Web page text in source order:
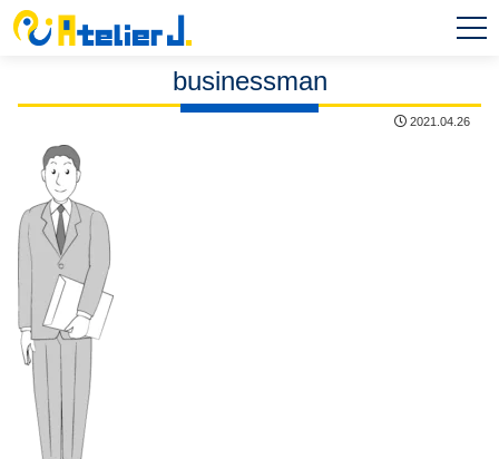
businessman
2021.04.26